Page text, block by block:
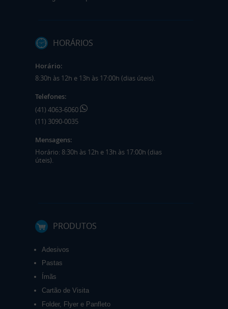
HORÁRIOS
Horário:
8:30h às 12h e 13h às 17:00h (dias úteis).
Telefones:
(41) 4063-6060
(11) 3090-0035
Mensagens:
Horário: 8:30h às 12h e 13h às 17:00h (dias
úteis).
PRODUTOS
Adesivos
Pastas
Ímãs
Cartão de Visita
Folder, Flyer e Panfleto